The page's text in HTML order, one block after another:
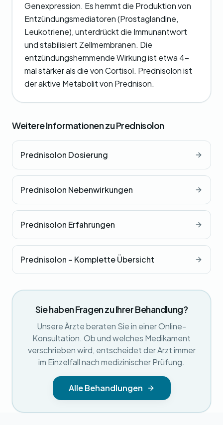
Genexpression. Es hemmt die Produktion von
Entzündungsmediatoren (Prostaglandine,
Leukotriene), unterdrückt die Immunantwort
und stabilisiert Zellmembranen. Die
entzündungshemmende Wirkung ist etwa 4-
mal stärker als die von Cortisol. Prednisolon ist
der aktive Metabolit von Prednison.
Weitere Informationen zu Prednisolon
Prednisolon Dosierung
Prednisolon Nebenwirkungen
Prednisolon Erfahrungen
Prednisolon – Komplette Übersicht
Sie haben Fragen zu Ihrer Behandlung?
Unsere Ärzte beraten Sie in einer Online-
Konsultation. Ob und welches Medikament
verschrieben wird, entscheidet der Arzt immer
im Einzelfall nach medizinischer Prüfung.
Alle Behandlungen